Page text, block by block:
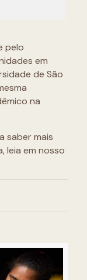
pelo
em
de São
na
saber mais
leia em nosso